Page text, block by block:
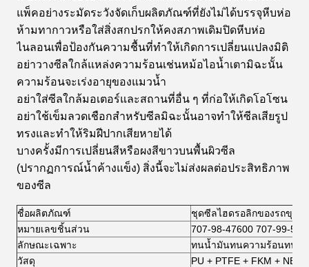
แพ็คอย่างระมัดระวังจัดเก็บผลิตภัณฑ์ที่ยังไม่ได้บรรจุหีบห่อ
ห้ามทากาวหรือใส่สิ่งสกปรกให้คงสภาพเดิมปิดหีบห่อ
ไนลอนเพื่อป้องกันความชื้นที่ทำให้เกิดการเปลี่ยนแปลงมิติ
อย่าวางซีลใกล้แหล่งความร้อนเช่นหม้อไอน้ำเตามิฉะนั้น
ความร้อนจะเร่งอายุของแมวน้ำ
อย่าใส่ซีลใกล้มอเตอร์และสถานที่อื่น ๆ ที่ก่อให้เกิดโอโซน
อย่าใช้เข็มลวดเชือกสำหรับซีลมิฉะนั้นอาจทำให้ซีลเสียรูป
ทรงและทำให้ริมฝีปากเสียหายได้
บางครั้งมีการเปลี่ยนสีหรือผงสีขาวบนพื้นผิวซีล
(ปรากฏการณ์น้ำค้างแข็ง) สิ่งนี้จะไม่ส่งผลต่อประสิทธิภาพ
ของซีล
ชื่อผลิตภัณฑ์
ชุดซีลไฮดรอลิกของรถขุด
หมายเลขชิ้นส่วน
707-98-47600 707-99-
ลักษณะเฉพาะ
ทนน้ำมันทนความร้อนทนท
วัสดุ
PU + PTFE + FKM + NBR